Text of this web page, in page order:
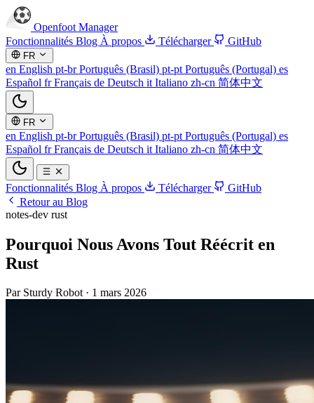
Openfoot Manager
Fonctionnalités Blog À propos Télécharger GitHub
FR
en English pt-brPortuguês (Brasil) pt-pt Português (Portugal) es
Español frFrançais de Deutsch it Italiano zh-cn 简体中文
FR
en English pt-brPortuguês (Brasil) pt-pt Português (Portugal) es
Español frFrançais de Deutsch it Italiano zh-cn 简体中文
Fonctionnalités Blog À propos Télécharger
GitHub
Retour au Blog
notes-dev rust
Pourquoi Nous Avons Tout Réécrit en
Rust
Par Sturdy Robot · 1 mars 2026